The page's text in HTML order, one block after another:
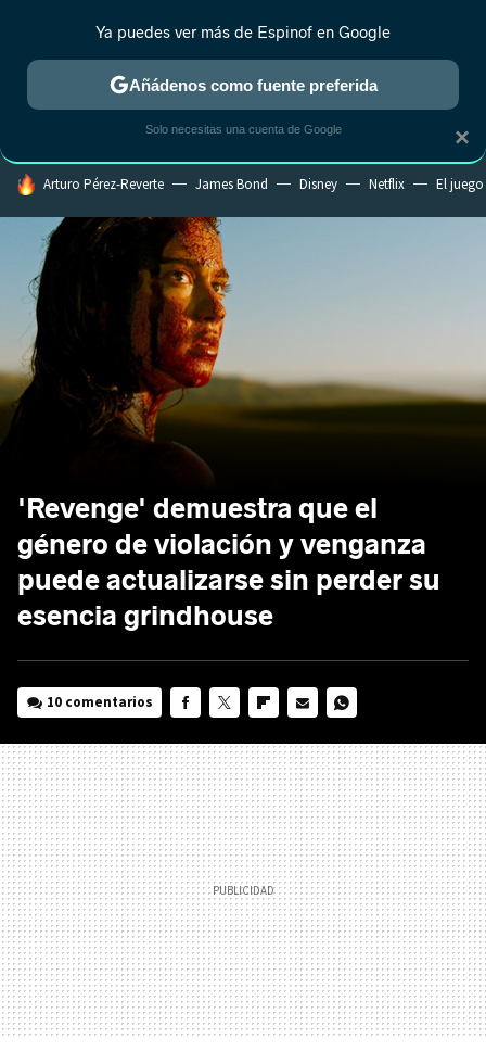
ESTRENOS REALITY ANIME RANKINGS CINE
HOY SE HABLA DE
Arturo Pérez-Reverte James Bond Disney Netflix El
'Revenge' demuestra que el
género de violación y venganza
puede actualizarse sin perder su
esencia grindhouse
10 comentarios
MAIL
×
Ya puedes ver más de Espinof en Google
Añádenos como fuente preferida
Solo necesitas una cuenta de Google